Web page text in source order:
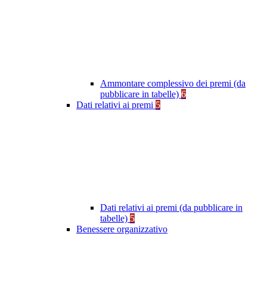
Ammontare complessivo dei premi (da
pubblicare in tabelle) 6
Dati relativi ai premi 5
Dati relativi ai premi (da pubblicare in
tabelle) 5
Benessere organizzativo